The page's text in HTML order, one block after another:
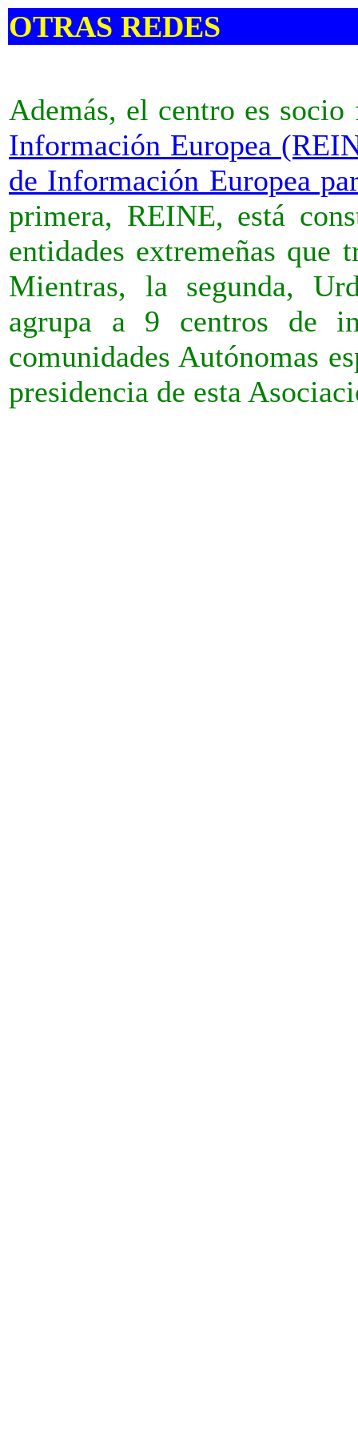
OTRAS REDES
Además, el centro es
Información Europea
de Información Europea
primera, REINE, está
entidades extremeñas que
Mientras, la segunda,
agrupa a 9 centros de
comunidades Autónomas
presidencia de esta